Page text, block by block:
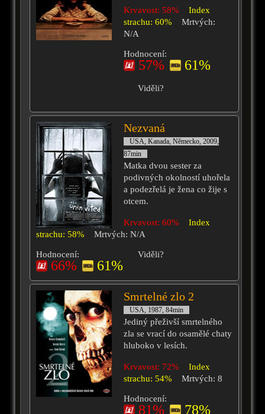
Krvavost: 58%
Index
strachu: 60%
Mrtvých:
N/A
Hodnocení:
57% 61%
Viděli?
Nezvaná
USA, Kanada, Německo, 2009,
87min
Matka dvou sester za
podivných okolností uhořela
a podezřelá je žena co žije s
otcem.
Krvavost: 60%
Index
strachu: 58%
Mrtvých: N/A
Hodnocení:
66% 61%
Viděli?
Smrtelné zlo 2
USA, 1987, 84min
Jediný přeživší smrtelného
zla se vrací do osamělé chaty
hluboko v lesích.
Krvavost: 72%
Index
strachu: 54%
Mrtvých: 8
Hodnocení:
81% 78%